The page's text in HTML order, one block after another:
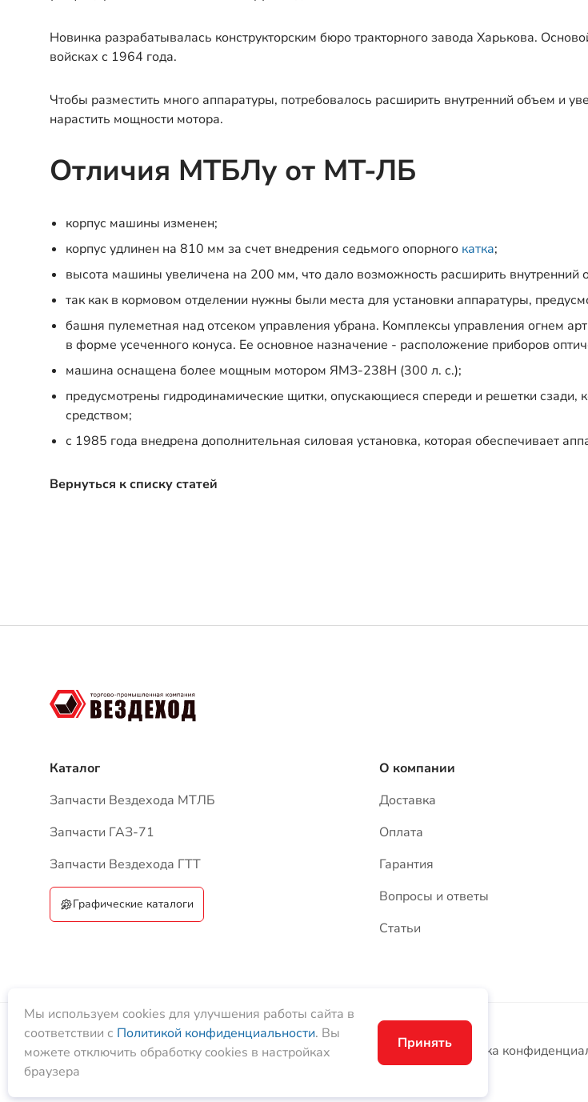
Новинка разрабатывалась конструкторским бюро тракторного завода Харькова.
войсках с 1964 года.
Чтобы разместить много аппаратуры, потребовалось расширить внутренний объем и
нарастить мощности мотора.
Отличия МТБЛу от МТ-ЛБ
корпус машины изменен;
корпус удлинен на 810 мм за счет внедрения седьмого опорного катка;
высота машины увеличена на 200 мм, что дало возможность расширить внутренний
так как в кормовом отделении нужны были места для установки аппаратуры,
башня пулеметная над отсеком управления убрана. Комплексы управления огнем
в форме усеченного конуса. Ее основное назначение - расположение приборов
машина оснащена более мощным мотором ЯМЗ-238Н (300 л. с.);
предусмотрены гидродинамические щитки, опускающиеся спереди и решетки
средством;
с 1985 года внедрена дополнительная силовая установка, которая обеспечивает
Вернуться к списку статей
Каталог
Запчасти Вездехода МТЛБ
Запчасти ГАЗ-71
Запчасти Вездехода ГТТ
Графические каталоги
О компании
Доставка
Оплата
Гарантия
Вопросы и ответы
Статьи
ТПК «Вездеход», 2026 Политика
Мы используем cookies для улучшения работы сайта в
соответствии с Политикой конфиденциальности. Вы
можете отключить обработку cookies в настройках
браузера
Принять